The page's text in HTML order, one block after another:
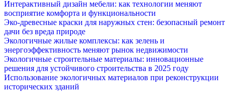
Интерактивный дизайн мебели: как технологии меняют
восприятие комфорта и функциональности
Эко-древесные краски для наружных стен: безопасный ремонт
дачи без вреда природе
Экологичные жилые комплексы: как зелень и
энергоэффективность меняют рынок недвижимости
Экологичные строительные материалы: инновационные
решения для устойчивого строительства в 2025 году
Использование экологичных материалов при реконструкции
исторических зданий